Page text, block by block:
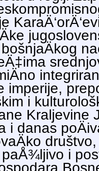
imperije,
i
Kraljevine
i danas
i